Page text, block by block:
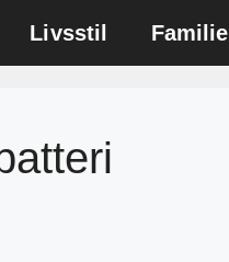
Livsstil Familie